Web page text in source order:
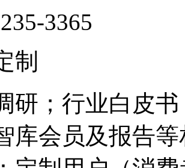
3365
制
研；行业白皮
库会员及报告